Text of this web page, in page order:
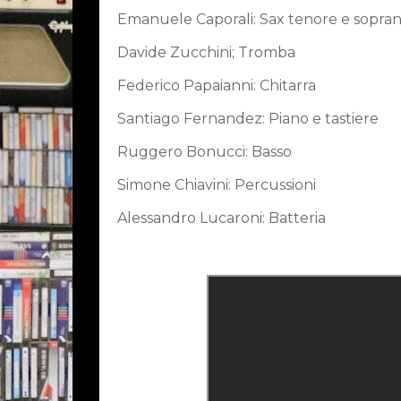
Emanuele Caporali: Sax tenore e
Davide Zucchini; Tromba
Federico Papaianni: Chitarra
Santiago Fernandez: Piano e tastiere
Ruggero Bonucci: Basso
Simone Chiavini: Percussioni
Alessandro Lucaroni: Batteria